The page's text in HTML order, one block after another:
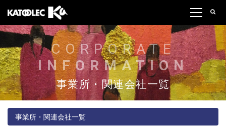
CORPORATE
INFORMATION
事業所・関連会社一覧
事業所・関連会社一覧